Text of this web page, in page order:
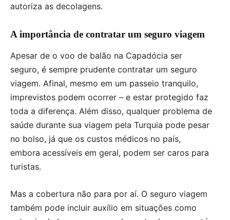
autoriza as decolagens.
A importância de contratar um seguro viagem
Apesar de o voo de balão na Capadócia ser
seguro, é sempre prudente contratar um seguro
viagem. Afinal, mesmo em um passeio tranquilo,
imprevistos podem ocorrer – e estar protegido faz
toda a diferença. Além disso, qualquer problema de
saúde durante sua viagem pela Turquia pode pesar
no bolso, já que os custos médicos no país,
embora acessíveis em geral, podem ser caros para
turistas.
Mas a cobertura não para por aí. O seguro viagem
também pode incluir auxílio em situações como